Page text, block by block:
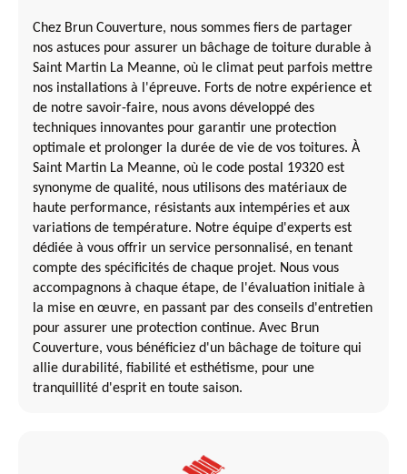
Chez Brun Couverture, nous sommes fiers de partager
nos astuces pour assurer un bâchage de toiture durable à
Saint Martin La Meanne, où le climat peut parfois mettre
nos installations à l'épreuve. Forts de notre expérience et
de notre savoir-faire, nous avons développé des
techniques innovantes pour garantir une protection
optimale et prolonger la durée de vie de vos toitures. À
Saint Martin La Meanne, où le code postal 19320 est
synonyme de qualité, nous utilisons des matériaux de
haute performance, résistants aux intempéries et aux
variations de température. Notre équipe d'experts est
dédiée à vous offrir un service personnalisé, en tenant
compte des spécificités de chaque projet. Nous vous
accompagnons à chaque étape, de l'évaluation initiale à
la mise en œuvre, en passant par des conseils d'entretien
pour assurer une protection continue. Avec Brun
Couverture, vous bénéficiez d'un bâchage de toiture qui
allie durabilité, fiabilité et esthétisme, pour une
tranquillité d'esprit en toute saison.